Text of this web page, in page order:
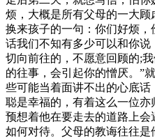
烦，大概是所有父母的一大
换来孩子的一句：你们好烦
话我们不知有多少可以和你
切向前往的，不愿意回顾的;
的往事，会引起你的憎厌。”
些可能当着面讲不出的心底
聪是幸福的，有着这么一位
预想着他在要走去的道路上
如何对待。父母的教诲往往